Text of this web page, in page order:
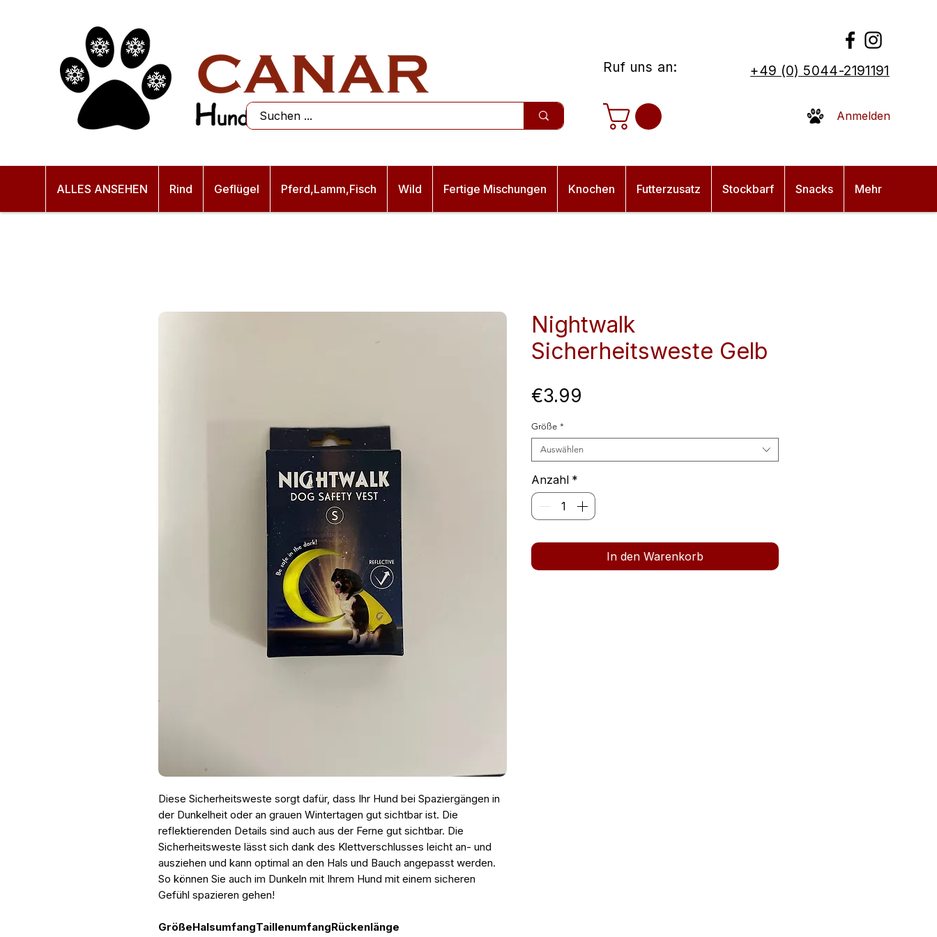
Ruf uns an: +49 (0) 5044-2191191
Anmelden
ALLES ANSEHEN Rind Geflügel Pferd,Lamm,Fisch Wild Fertige Mischungen Knochen Futterzusatz Stockbarf Snacks Mehr
Diese Sicherheitsweste sorgt dafür, dass Ihr Hund bei Spaziergängen in
der Dunkelheit oder an grauen Wintertagen gut sichtbar ist. Die
reflektierenden Details sind auch aus der Ferne gut sichtbar. Die
Sicherheitsweste lässt sich dank des Klettverschlusses leicht an- und
ausziehen und kann optimal an den Hals und Bauch angepasst werden.
So können Sie auch im Dunkeln mit Ihrem Hund mit einem sicheren
Gefühl spazieren gehen!
GrößeHalsumfangTaillenumfangRückenlänge
Nightwalk
Sicherheitsweste Gelb
€3.99
Größe *
Auswählen
Anzahl *
In den Warenkorb